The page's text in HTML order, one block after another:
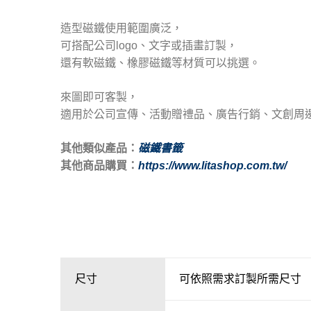
造型磁鐵使用範圍廣泛，
可搭配公司logo、文字或插畫訂製，
還有軟磁鐵、橡膠磁鐵等材質可以挑選。
來圖即可客製，
適用於公司宣傳、活動贈禮品、廣告行銷、文創周
其他類似產品： 磁鐵書籤
其他商品購買： https://www.litashop.com.tw/
尺寸 可依照需求訂製所需尺寸